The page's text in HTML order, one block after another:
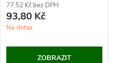
77,52 Kč bez DPH
93,80 Kč
Na dotaz
ZOBRAZIT